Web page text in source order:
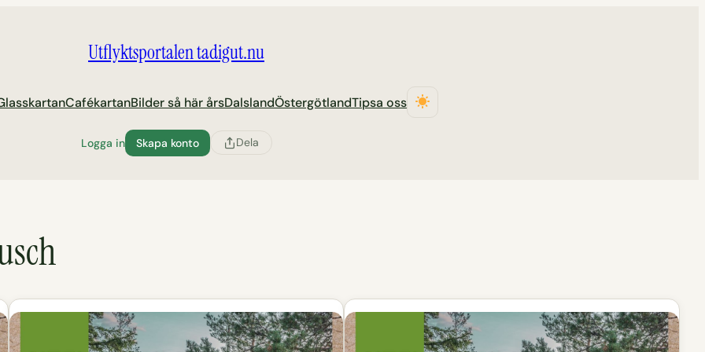
Utflyktsportalen tadigut.nu
CafékartanBilder så här årsDalslandÖstergötlandTipsa oss
Logga in Skapa konto Dela